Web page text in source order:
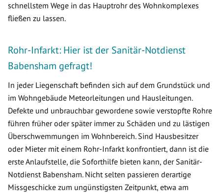
schnellstem Wege in das Hauptrohr des Wohnkomplexes
fließen zu lassen.
Rohr-Infarkt: Hier ist der Sanitär-Notdienst
Babensham gefragt!
In jeder Liegenschaft befinden sich auf dem Grundstück und
im Wohngebäude Meteorleitungen und Hausleitungen.
Defekte und unbrauchbar gewordene sowie verstopfte Rohre
führen früher oder später immer zu Schäden und zu lästigen
Überschwemmungen im Wohnbereich. Sind Hausbesitzer
oder Mieter mit einem Rohr-Infarkt konfrontiert, dann ist die
erste Anlaufstelle, die Soforthilfe bieten kann, der Sanitär-
Notdienst Babensham. Nicht selten passieren derartige
Missgeschicke zum ungünstigsten Zeitpunkt, etwa am